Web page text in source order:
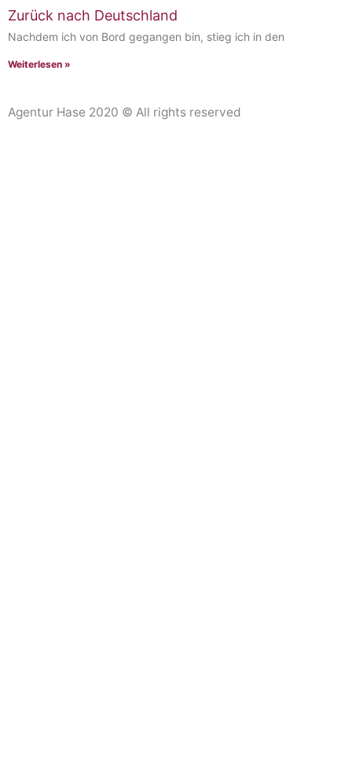
Zurück nach Deutschland
Nachdem ich von Bord gegangen bin, stieg ich in den
Weiterlesen »
Agentur Hase 2020 © All rights reserved